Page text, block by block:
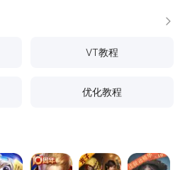
更多
VT教程
优化教程
金铲铲之战王者荣耀 和平精英 第五人